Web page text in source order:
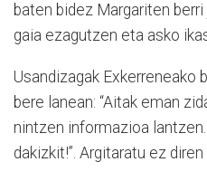
baten bidez Margariten
gaia ezagutzen eta asko
Usandizagak Exkerreneako
bere lanean: “Aitak eman
nintzen informazioa
dakizkit!”. Argitaratu ez